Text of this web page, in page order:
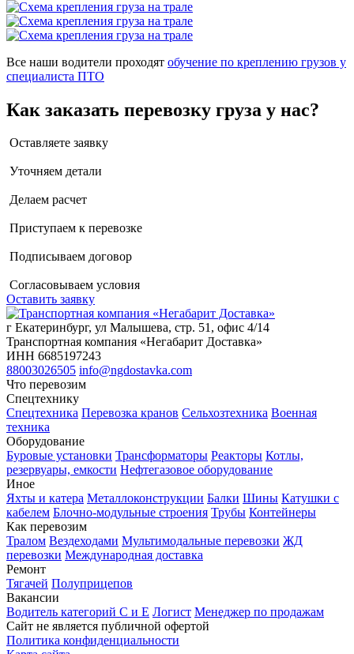
Все наши водители проходят обучение по креплению грузов у
специалиста ПТО
Как заказать перевозку груза у нас?
Оставляете заявку
Уточняем детали
Делаем расчет
Приступаем к перевозке
Подписываем договор
Согласовываем условия
Оставить заявку
г Екатеринбург, ул Малышева, стр. 51, офис 4/14
Транспортная компания «Негабарит Доставка»
ИНН 6685197243
88003026505 info@ngdostavka.com
Что перевозим
Спецтехнику
Спецтехника Перевозка кранов Сельхозтехника Военная
техника
Оборудование
Буровые установки Трансформаторы Реакторы Котлы,
резервуары, емкости Нефтегазовое оборудование
Иное
Яхты и катера Металлоконструкции Балки Шины Катушки с
кабелем Блочно-модульные строения Трубы Контейнеры
Как перевозим
Тралом Вездеходами Мультимодальные перевозки ЖД
перевозки Международная доставка
Ремонт
Тягачей Полуприцепов
Вакансии
Водитель категорий С и Е Логист Менеджер по продажам
Сайт не является публичной офертой
Политика конфиденциальности